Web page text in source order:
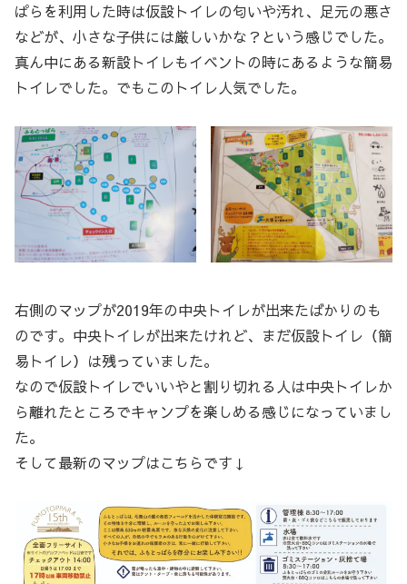
ぱらを利用した時は仮設トイレの匂いや汚れ、足元の悪さ
などが、小さな子供には厳しいかな？という感じでした。
真ん中にある新設トイレもイベントの時にあるような簡易
トイレでした。でもこのトイレ人気でした。
右側のマップが2019年の中央トイレが出来たばかりのも
のです。中央トイレが出来たけれど、まだ仮設トイレ（簡
易トイレ）は残っていました。
なので仮設トイレでいいやと割り切れる人は中央トイレか
ら離れたところでキャンプを楽しめる感じになっていまし
た。
そして最新のマップはこちらです↓